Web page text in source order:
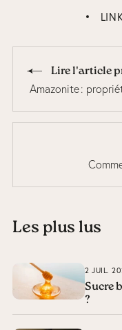
Lire l'article
Amazonite :
Les plus lus
2 JUIL.
Sucre
?